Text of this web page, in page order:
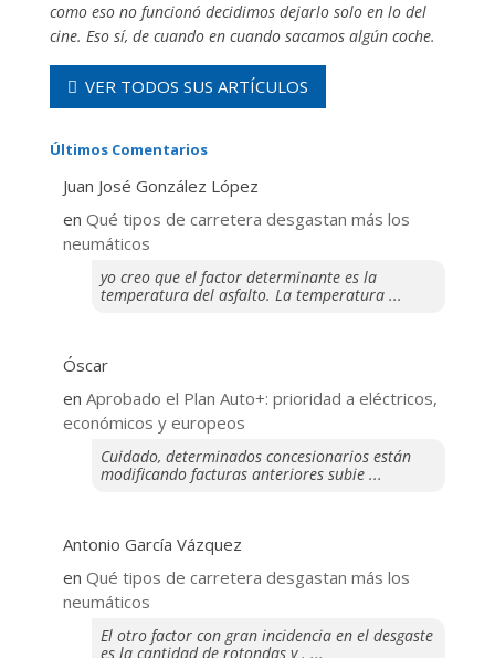
como eso no funcionó decidimos dejarlo solo en lo del
cine. Eso sí, de cuando en cuando sacamos algún coche.
VER TODOS SUS ARTÍCULOS
Últimos Comentarios
Juan José González López
en Qué tipos de carretera desgastan más los
neumáticos
yo creo que el factor determinante es la
temperatura del asfalto. La temperatura ...
Óscar
en Aprobado el Plan Auto+: prioridad a eléctricos,
económicos y europeos
Cuidado, determinados concesionarios están
modificando facturas anteriores subie ...
Antonio García Vázquez
en Qué tipos de carretera desgastan más los
neumáticos
El otro factor con gran incidencia en el desgaste
es la cantidad de rotondas y . ...